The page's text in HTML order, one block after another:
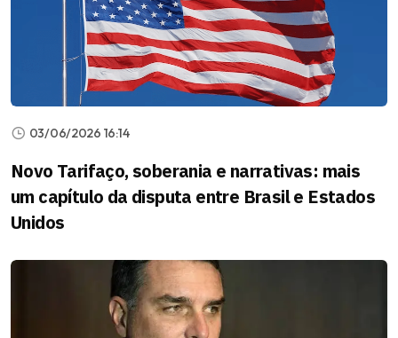
03/06/2026 16:14
Novo Tarifaço, soberania e narrativas: mais
um capítulo da disputa entre Brasil e Estados
Unidos